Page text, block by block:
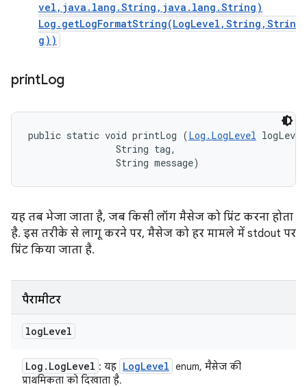
vel,java.lang.String,java.lang.String)
Log.getLogFormatString(LogLevel,String,Strin
g))
printLog
public static void printLog (Log.LogLevel
                String tag,
                String message)
यह तब भेजा जाता है, जब किसी लॉग मैसेज को प्रिंट करना होता
है. इस तरीके से लागू करने पर, मैसेज को हर मामले में stdout पर
प्रिंट किया जाता है.
पैरामीटर
logLevel
Log . LogLevel : यह LogLevel enum, मैसेज की
प्राथमिकता को दिखाता है.